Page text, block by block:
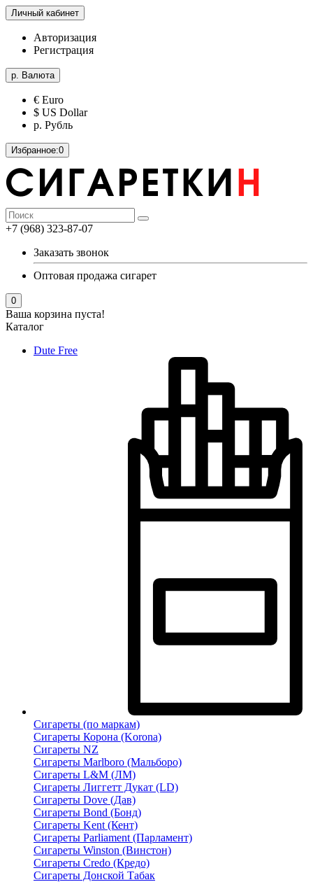
Личный кабинет
Авторизация
Регистрация
р. Валюта
€ Euro
$ US Dollar
р. Рубль
Избранное:0
+7 (968) 323-87-07
Заказать звонок
Оптовая продажа сигарет
0
Ваша корзина пуста!
Каталог
Dute Free
Сигареты (по маркам)
Сигареты Корона (Korona)
Сигареты NZ
Сигареты Marlboro (Мальборо)
Сигареты L&M (ЛМ)
Сигареты Лиггетт Дукат (LD)
Сигареты Dove (Дав)
Сигареты Bond (Бонд)
Сигареты Kent (Кент)
Сигареты Parliament (Парламент)
Сигареты Winston (Винстон)
Сигареты Credo (Кредо)
Сигареты Донской Табак